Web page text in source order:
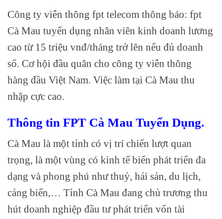
Công ty viễn thông fpt telecom thông báo: fpt
Cà Mau tuyển dụng nhân viên kinh doanh lương
cao từ 15 triệu vnđ/tháng trở lên nếu đủ doanh
số. Cơ hội đầu quân cho công ty viễn thông
hàng đầu Việt Nam. Việc làm tại Cà Mau thu
nhập cực cao.
Thông tin FPT Cà Mau Tuyển Dụng.
Cà Mau là một tỉnh có vị trí chiến lượt quan
trọng, là một vùng có kinh tế biển phát triển đa
dạng và phong phú như thuỷ, hải sản, du lịch,
cảng biển,… Tỉnh Cà Mau đang chủ trương thu
hút doanh nghiệp đầu tư phát triển vốn tài